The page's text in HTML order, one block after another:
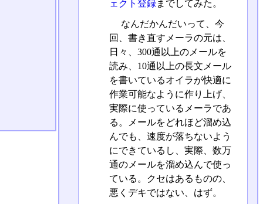
ェクト登録までしてみた。
なんだかんだいって、今
回、書き直すメーラの元は、
日々、300通以上のメールを
読み、10通以上の長文メール
を書いているオイラが快適に
作業可能なように作り上げ、
実際に使っているメーラであ
る。メールをどれほど溜め込
んでも、速度が落ちないよう
にできているし、実際、数万
通のメールを溜め込んで使っ
ている。クセはあるものの、
悪くデキではない、はず。